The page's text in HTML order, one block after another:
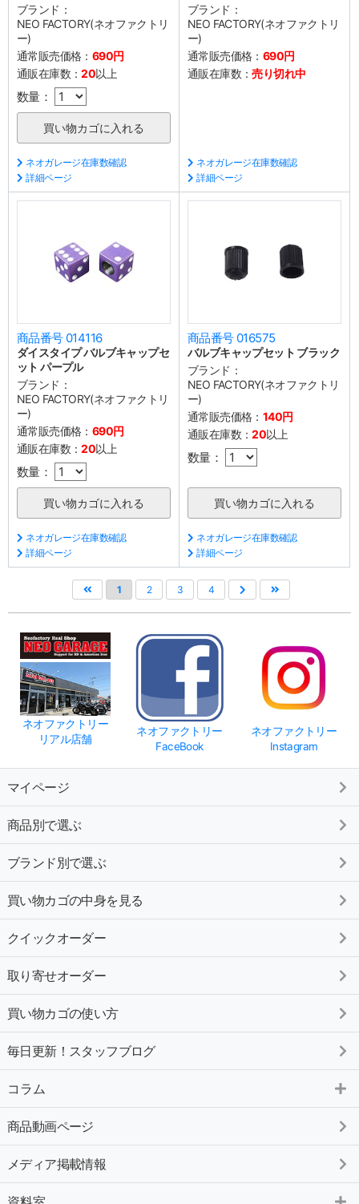
ブランド：
NEO FACTORY(ネオファクトリ
ー)
通常販売価格： 690円
通販在庫数：20以上
数量：
ネオガレージ在庫数確認
詳細ページ
ブランド：
NEO FACTORY(ネオファクトリ
ー)
通常販売価格： 690円
通販在庫数：売り切れ中
ネオガレージ在庫数確認
詳細ページ
商品番号 014116
ダイスタイプ バルブキャップセ
ット パープル
ブランド：
NEO FACTORY(ネオファクトリ
ー)
通常販売価格： 690円
通販在庫数：20以上
数量：
ネオガレージ在庫数確認
詳細ページ
商品番号 016575
バルブキャップセット ブラック
ブランド：
NEO FACTORY(ネオファクトリ
ー)
通常販売価格： 140円
通販在庫数：20以上
数量：
ネオガレージ在庫数確認
詳細ページ
1 2 3 4
ネオファクトリー
リアル店舗
ネオファクトリー
FaceBook
ネオファクトリー
Instagram
マイページ
商品別で選ぶ
ブランド別で選ぶ
買い物カゴの中身を見る
クイックオーダー
取り寄せオーダー
買い物カゴの使い方
毎日更新！スタッフブログ
コラム
商品動画ページ
メディア掲載情報